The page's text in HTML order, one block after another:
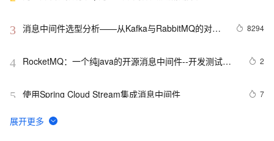
3 消息中间件选型分析——从Kafka与RabbitMQ的对比
8294
4 RocketMQ：一个纯java的开源消息中间件--开发测试环
2
5 使用Spring Cloud Stream集成消息中间件 7
6 【物联网中间件平台-06】RFID刷卡拍照